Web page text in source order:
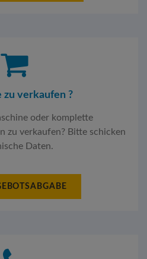
zu verkaufen ?
oder komplette
zu verkaufen? Bitte schicken
Daten.